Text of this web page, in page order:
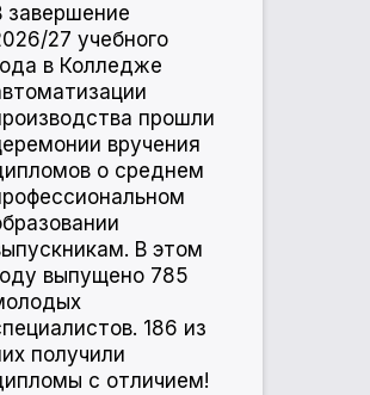
завершение
27 учебного
в Колледже
прошли
вручения
о среднем
В этом
выпущено 785
186 из
получили
с отличием!